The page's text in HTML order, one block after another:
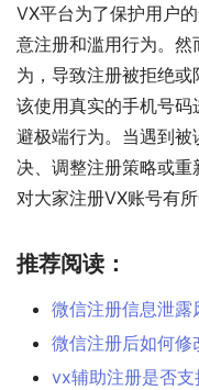
VX平台为了保护用户
意注册和滥用行为。
为，导致注册被拒绝
该使用真实的手机号
避极端行为。当遇到
决、调整注册策略或
对大家注册VX账号有所
推荐阅读：
微信注册信息泄露
微信注册后如何修
vx辅助注册是否支